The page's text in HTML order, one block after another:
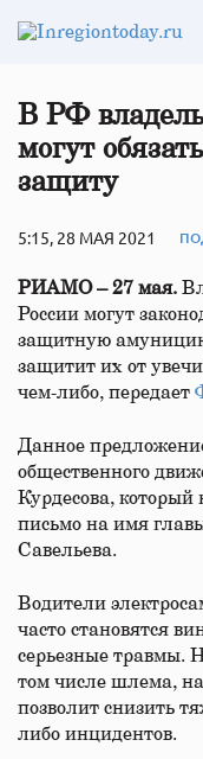
В РФ
могут
защиту
5:15, 28 МАЯ 2021
РИАМО – 27 мая.
России могут
защитную
защитит их от
чем-либо, передает
Данное
общественного
Курдесова,
письмо на имя
Савельева.
Водители
часто становятся
серьезные травмы.
том числе шлема,
позволит снизить
либо инцидентов.